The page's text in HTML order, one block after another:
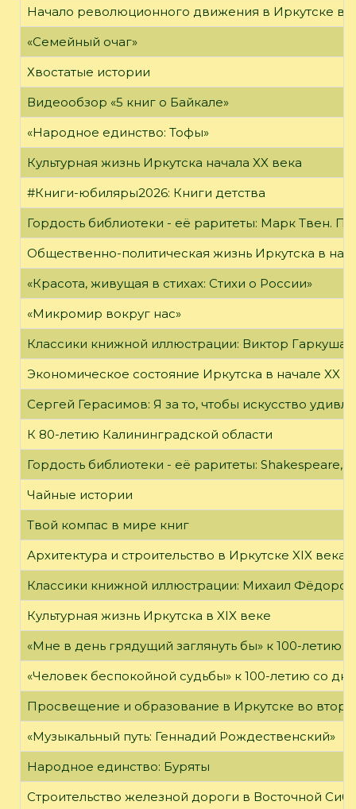
Начало революционного движения в Иркутске в
«Семейный очаг»
Хвостатые истории
Видеообзор «5 книг о Байкале»
«Народное единство: Тофы»
Культурная жизнь Иркутска начала XX века
#Книги-юбиляры2026: Книги детства
Гордость библиотеки - её раритеты: Марк Твен.
Общественно-политическая жизнь Иркутска в
«Красота, живущая в стихах: Стихи о России»
«Микромир вокруг нас»
Классики книжной иллюстрации: Виктор Гаркуша
Экономическое состояние Иркутска в начале XX
Сергей Герасимов: Я за то, чтобы искусство
К 80-летию Калининградской области
Гордость библиотеки - её раритеты: Shakespeare,
Чайные истории
Твой компас в мире книг
Архитектура и строительство в Иркутске XIX века
Классики книжной иллюстрации: Михаил Фёдоров
Культурная жизнь Иркутска в XIX веке
«Мне в день грядущий заглянуть бы» к 100-летию
«Человек беспокойной судьбы» к 100-летию со
Просвещение и образование в Иркутске во
«Музыкальный путь: Геннадий Рождественский»
Народное единство: Буряты
Строительство железной дороги в Восточной